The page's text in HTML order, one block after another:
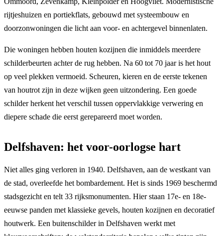
rijtjeshuizen en portiekflats, gebouwd met systeembouw en
doorzonwoningen die licht aan voor- en achtergevel binnenlaten.
Die woningen hebben houten kozijnen die inmiddels meerdere
schilderbeurten achter de rug hebben. Na 60 tot 70 jaar is het hout
op veel plekken vermoeid. Scheuren, kieren en de eerste tekenen
van houtrot zijn in deze wijken geen uitzondering. Een goede
schilder herkent het verschil tussen oppervlakkige verwering en
diepere schade die eerst gerepareerd moet worden.
Delfshaven: het voor-oorlogse hart
Niet alles ging verloren in 1940. Delfshaven, aan de westkant van
de stad, overleefde het bombardement. Het is sinds 1969 beschermd
stadsgezicht en telt 33 rijksmonumenten. Hier staan 17e- en 18e-
eeuwse panden met klassieke gevels, houten kozijnen en decoratief
houtwerk. Een buitenschilder in Delfshaven werkt met